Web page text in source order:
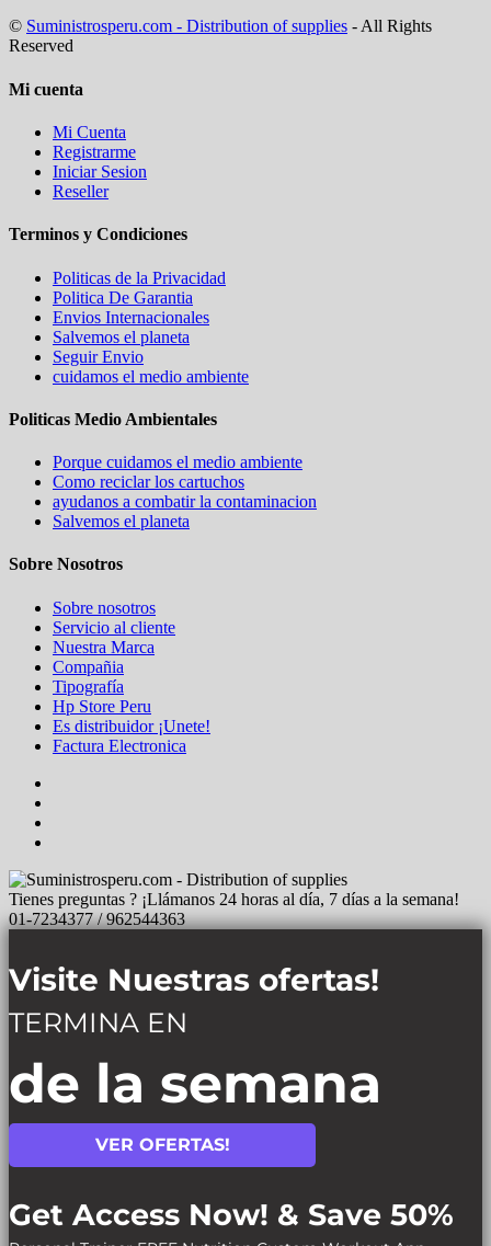
© Suministrosperu.com - Distribution of supplies - All Rights
Reserved
Mi cuenta
Mi Cuenta
Registrarme
Iniciar Sesion
Reseller
Terminos y Condiciones
Politicas de la Privacidad
Politica De Garantia
Envios Internacionales
Salvemos el planeta
Seguir Envio
cuidamos el medio ambiente
Politicas Medio Ambientales
Porque cuidamos el medio ambiente
Como reciclar los cartuchos
ayudanos a combatir la contaminacion
Salvemos el planeta
Sobre Nosotros
Sobre nosotros
Servicio al cliente
Nuestra Marca
Compañia
Tipografía
Hp Store Peru
Es distribuidor ¡Unete!
Factura Electronica
Tienes preguntas ? ¡Llámanos 24 horas al día, 7 días a la semana!
01-7234377 / 962544363
Visite Nuestras ofertas!
TERMINA EN
de la semana
VER OFERTAS!
Get Access Now! & Save 50%